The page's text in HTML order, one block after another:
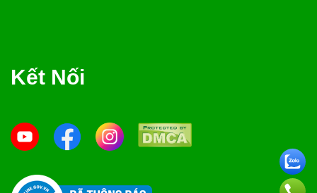
Kết Nối